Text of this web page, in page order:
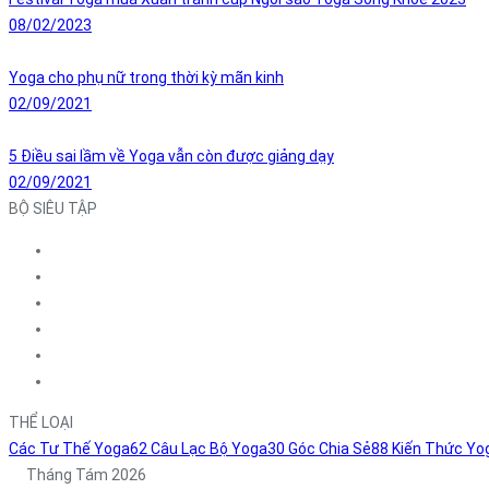
08/02/2023
Yoga cho phụ nữ trong thời kỳ mãn kinh
02/09/2021
5 Điều sai lầm về Yoga vẫn còn được giảng dạy
02/09/2021
BỘ SIÊU TẬP
THỂ LOẠI
Các Tư Thế Yoga62Câu Lạc Bộ Yoga30 Góc Chia Sẻ88 Kiến Thức
Tháng Tám 2026